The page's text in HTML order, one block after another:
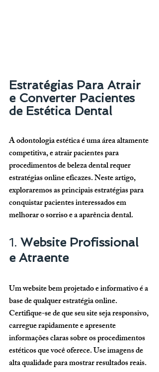
Estratégias Para Atrair
e Converter Pacientes
de Estética Dental
A odontologia estética é uma área altamente
competitiva, e atrair pacientes para
procedimentos de beleza dental requer
estratégias online eficazes. Neste artigo,
exploraremos as principais estratégias para
conquistar pacientes interessados em
melhorar o sorriso e a aparência dental.
1. Website Profissional
e Atraente
Um website bem projetado e informativo é a
base de qualquer estratégia online.
Certifique-se de que seu site seja responsivo,
carregue rapidamente e apresente
informações claras sobre os procedimentos
estéticos que você oferece. Use imagens de
alta qualidade para mostrar resultados reais.